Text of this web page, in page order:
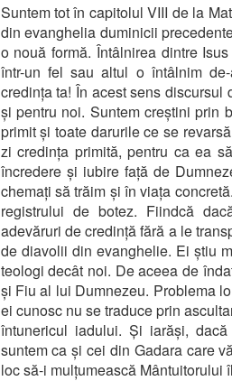
Suntem tot în capitolul VIII de la
din evanghelia duminicii
o nouă formă. Întâlnirea dintre
într-un fel sau altul o întâlnim
credința ta! În acest sens
și pentru noi. Suntem creștini prin
primit și toate darurile ce se
zi credința primită, pentru ca ea
încredere și iubire față de
chemați să trăim și în viața
registrului de botez. Fiindcă
adevăruri de credință fără a le
de diavolii din evanghelie. Ei știu
teologi decât noi. De aceea de
și Fiu al lui Dumnezeu. Problema
ei cunosc nu se traduce prin
întunericul iadului. Și iarăși,
suntem ca și cei din Gadara care
loc să-i mulțumească Mântuitorului